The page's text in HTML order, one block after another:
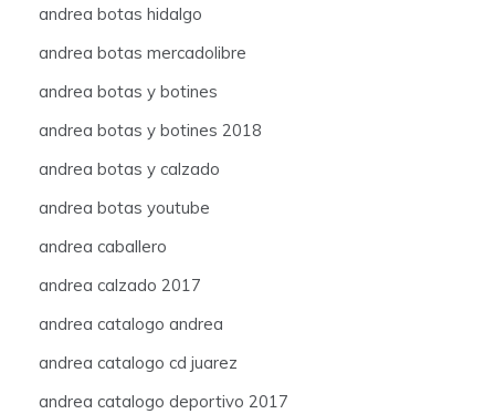
andrea botas hidalgo
andrea botas mercadolibre
andrea botas y botines
andrea botas y botines 2018
andrea botas y calzado
andrea botas youtube
andrea caballero
andrea calzado 2017
andrea catalogo andrea
andrea catalogo cd juarez
andrea catalogo deportivo 2017